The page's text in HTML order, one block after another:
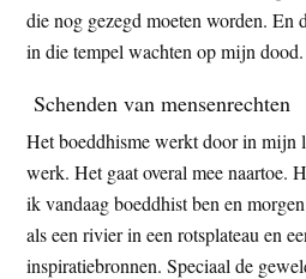
die nog gezegd moeten worden. En
in die tempel wachten op mijn dood.
Schenden van mensenrechten
Het boeddhisme werkt door in mijn
werk. Het gaat overal mee naartoe.
ik vandaag boeddhist ben en
als een rivier in een rotsplateau en
inspiratiebronnen. Speciaal de